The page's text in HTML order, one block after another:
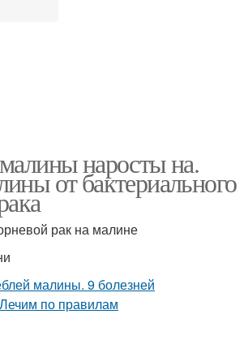
наросты на.
от бактериального
рак на малине